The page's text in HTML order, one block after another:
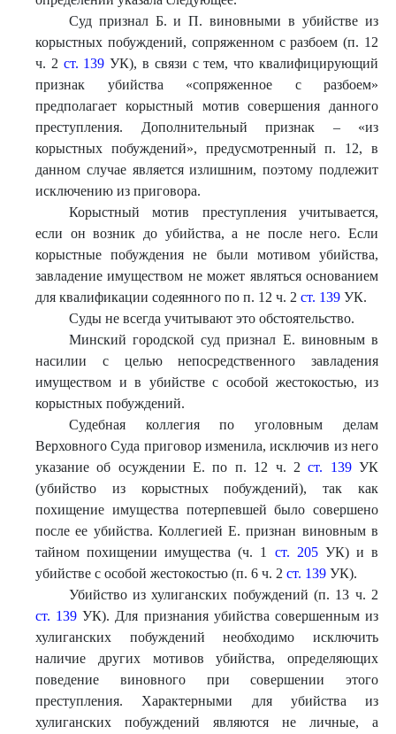
Суд признал Б. и П. виновными в убийстве из
корыстных побуждений, сопряженном с разбоем (п. 12
ч. 2 ст. 139 УК), в связи с тем, что квалифицирующий
признак убийства «сопряженное с разбоем»
предполагает корыстный мотив совершения данного
преступления. Дополнительный признак – «из
корыстных побуждений», предусмотренный п. 12, в
данном случае является излишним, поэтому подлежит
исключению из приговора.
Корыстный мотив преступления учитывается,
если он возник до убийства, а не после него. Если
корыстные побуждения не были мотивом убийства,
завладение имуществом не может являться основанием
для квалификации содеянного по п. 12 ч. 2 ст. 139 УК.
Суды не всегда учитывают это обстоятельство.
Минский городской суд признал Е. виновным в
насилии с целью непосредственного завладения
имуществом и в убийстве с особой жестокостью, из
корыстных побуждений.
Судебная коллегия по уголовным делам
Верховного Суда приговор изменила, исключив из него
указание об осуждении Е. по п. 12 ч. 2ст. 139УК
(убийство из корыстных побуждений), так как
похищение имущества потерпевшей было совершено
после ее убийства. Коллегией Е. признан виновным в
тайном похищении имущества (ч. 1 ст. 205УК) и в
убийстве с особой жестокостью (п. 6 ч. 2 ст. 139 УК).
Убийство из хулиганских побуждений (п. 13 ч. 2
ст. 139 УК). Для признания убийства совершенным из
хулиганских побуждений необходимо исключить
наличие других мотивов убийства, определяющих
поведение виновного при совершении этого
преступления. Характерными для убийства из
хулиганских побуждений являются не личные, а